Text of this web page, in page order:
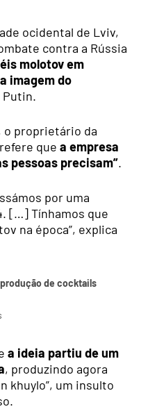
ocidental de Lviv,
contra a Rússia
molotov em
imagem do
Putin.
o proprietário da
quea empresa
pessoas precisam”.
por uma
[…] Tínhamos que
na época”, explica
de cocktails
a ideia partiu de um
, produzindo agora
khuylo”, um insulto